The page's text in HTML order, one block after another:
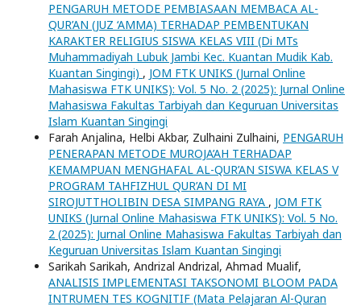
PENGARUH METODE PEMBIASAAN MEMBACA AL-
QUR’AN (JUZ ‘AMMA) TERHADAP PEMBENTUKAN
KARAKTER RELIGIUS SISWA KELAS VIII (Di MTs
Muhammadiyah Lubuk Jambi Kec. Kuantan Mudik Kab.
Kuantan Singingi) , JOM FTK UNIKS (Jurnal Online
Mahasiswa FTK UNIKS): Vol. 5 No. 2 (2025): Jurnal Online
Mahasiswa Fakultas Tarbiyah dan Keguruan Universitas
Islam Kuantan Singingi
Farah Anjalina, Helbi Akbar, Zulhaini Zulhaini, PENGARUH
PENERAPAN METODE MUROJA’AH TERHADAP
KEMAMPUAN MENGHAFAL AL-QUR’AN SISWA KELAS V
PROGRAM TAHFIZHUL QUR’AN DI MI
SIROJUTTHOLIBIN DESA SIMPANG RAYA , JOM FTK
UNIKS (Jurnal Online Mahasiswa FTK UNIKS): Vol. 5 No.
2 (2025): Jurnal Online Mahasiswa Fakultas Tarbiyah dan
Keguruan Universitas Islam Kuantan Singingi
Sarikah Sarikah, Andrizal Andrizal, Ahmad Mualif,
ANALISIS IMPLEMENTASI TAKSONOMI BLOOM PADA
INTRUMEN TES KOGNITIF (Mata Pelajaran Al-Quran